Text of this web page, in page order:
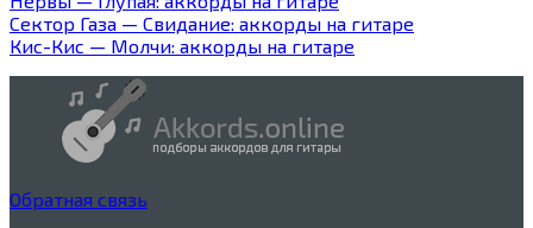
Сектор Газа — Свидание: аккорды на гитаре
Кис-Кис — Молчи: аккорды на гитаре
Обратная связь